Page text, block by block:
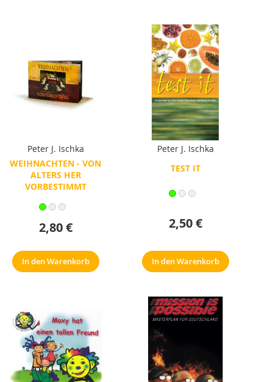
Peter J. Ischka
WEIHNACHTEN - VON
ALTERS HER
VORBESTIMMT
2,80 €
In den Warenkorb
Peter J. Ischka
TEST IT
2,50 €
In den Warenkorb